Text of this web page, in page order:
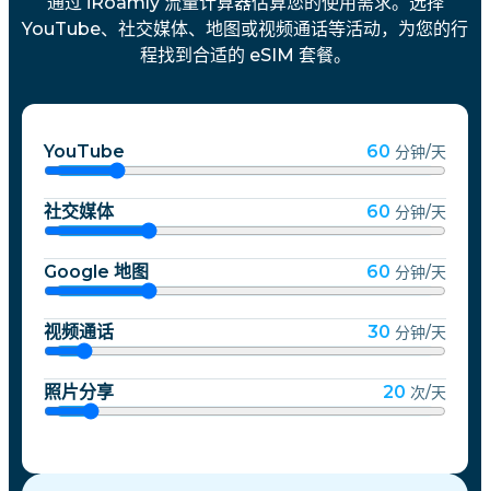
YouTube、社交媒体、地图或视频通话等活动，为您的行
程找到合适的 eSIM 套餐。
YouTube 60 分钟/天
社交媒体 60 分钟/天
Google 地图 60 分钟/天
视频通话 30 分钟/天
照片分享 20 次/天